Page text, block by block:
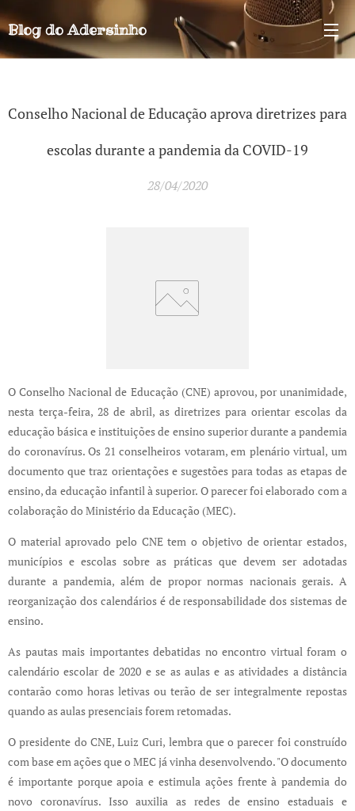
Blog doAdersinho
Conselho Nacional de Educação aprova diretrizes para
escolas durante a pandemia da COVID-19
28/04/2020
O Conselho Nacional de Educação (CNE) aprovou, por unanimidade,
nesta terça-feira, 28 de abril, as diretrizes para orientar escolas da
educação básica e instituições de ensino superior durante a pandemia
do coronavírus. Os 21 conselheiros votaram, em plenário virtual, um
documento que traz orientações e sugestões para todas as etapas de
ensino, da educação infantil à superior. O parecer foi elaborado com a
colaboração do Ministério da Educação (MEC).
O material aprovado pelo CNE tem o objetivo de orientar estados,
municípios e escolas sobre as práticas que devem ser adotadas
durante a pandemia, além de propor normas nacionais gerais. A
reorganização dos calendários é de responsabilidade dos sistemas de
ensino.
As pautas mais importantes debatidas no encontro virtual foram o
calendário escolar de 2020 e se as aulas e as atividades a distância
contarão como horas letivas ou terão de ser integralmente repostas
quando as aulas presenciais forem retomadas.
O presidente do CNE, Luiz Curi, lembra que o parecer foi construído
com base em ações que o MEC já vinha desenvolvendo. "O documento
é importante porque apoia e estimula ações frente à pandemia do
novo coronavírus. Isso auxilia as redes de ensino estaduais e